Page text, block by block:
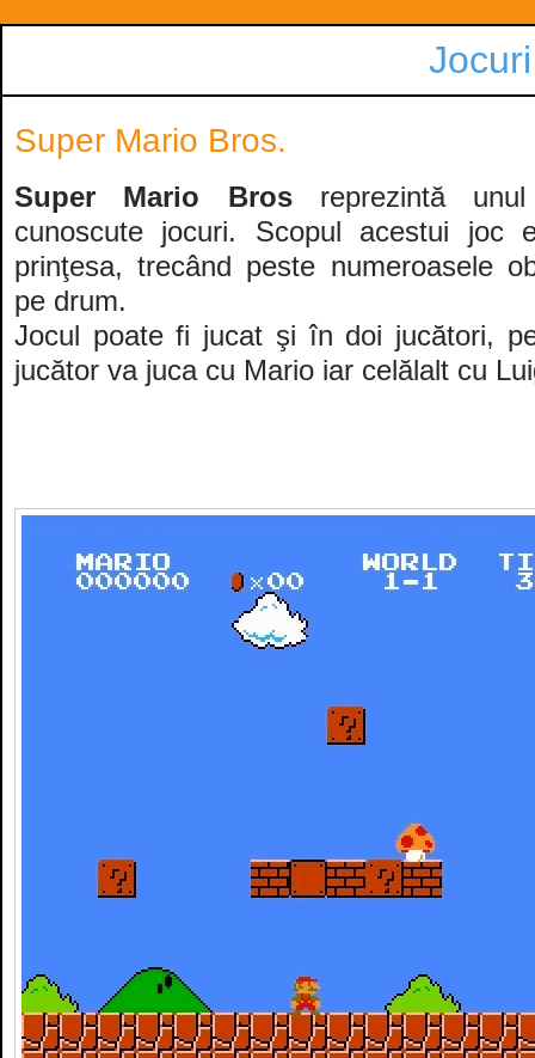
Super Mario Bros.
Super Mario Brosreprezintă
cunoscute jocuri. Scopul acestui joc
prinţesa, trecând peste numeroasele
pe drum.
Jocul poate fi jucat şi în doi jucători,
jucător va juca cu Mario iar celălalt cu